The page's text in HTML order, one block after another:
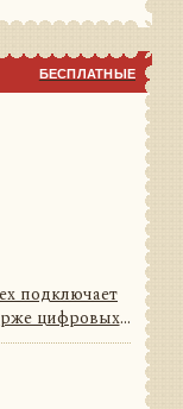
БЕСПЛАТНЫЕ
подключает
цифровых
операции
мо...